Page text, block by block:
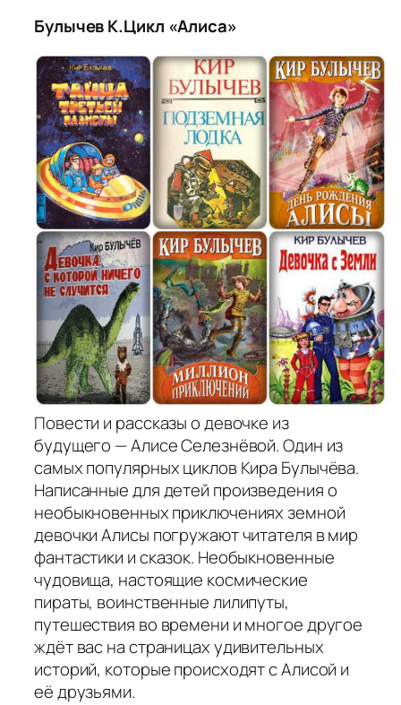
Булычев К.Цикл «Алиса»
Повести и рассказы о девочке из
будущего — Алисе Селезнёвой. Один из
самых популярных циклов Кира Булычёва.
Написанные для детей произведения о
необыкновенных приключениях земной
девочки Алисы погружают читателя в мир
фантастики и сказок. Необыкновенные
чудовища, настоящие космические
пираты, воинственные лилипуты,
путешествия во времени и многое другое
ждёт вас на страницах удивительных
историй, которые происходят с Алисой и
её друзьями.